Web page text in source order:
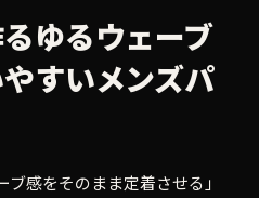
ゆるウェーブ
すいメンズパ
ブ感をそのまま定着させる」